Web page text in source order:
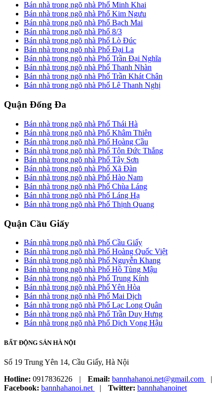
Bán nhà trong ngõ nhà Phố Minh Khai
Bán nhà trong ngõ nhà Phố Kim Ngưu
Bán nhà trong ngõ nhà Phố Bạch Mai
Bán nhà trong ngõ nhà Phố 8/3
Bán nhà trong ngõ nhà Phố Lò Đúc
Bán nhà trong ngõ nhà Phố Đại La
Bán nhà trong ngõ nhà Phố Trần Đại Nghĩa
Bán nhà trong ngõ nhà Phố Thanh Nhàn
Bán nhà trong ngõ nhà Phố Trần Khát Chân
Bán nhà trong ngõ nhà Phố Lê Thanh Nghị
Quận Đống Đa
Bán nhà trong ngõ nhà Phố Thái Hà
Bán nhà trong ngõ nhà Phố Khâm Thiên
Bán nhà trong ngõ nhà Phố Hoàng Cầu
Bán nhà trong ngõ nhà Phố Tôn Đức Thắng
Bán nhà trong ngõ nhà Phố Tây Sơn
Bán nhà trong ngõ nhà Phố Xã Đàn
Bán nhà trong ngõ nhà Phố Hào Nam
Bán nhà trong ngõ nhà Phố Chùa Láng
Bán nhà trong ngõ nhà Phố Láng Hạ
Bán nhà trong ngõ nhà Phố Thịnh Quang
Quận Cầu Giấy
Bán nhà trong ngõ nhà Phố Cầu Giấy
Bán nhà trong ngõ nhà Phố Hoàng Quốc Việt
Bán nhà trong ngõ nhà Phố Nguyễn Khang
Bán nhà trong ngõ nhà Phố Hồ Tùng Mậu
Bán nhà trong ngõ nhà Phố Trung Kính
Bán nhà trong ngõ nhà Phố Yên Hòa
Bán nhà trong ngõ nhà Phố Mai Dịch
Bán nhà trong ngõ nhà Phố Lạc Long Quân
Bán nhà trong ngõ nhà Phố Trần Duy Hưng
Bán nhà trong ngõ nhà Phố Dịch Vọng Hậu
BẤT ĐỘNG SẢN HÀ NỘI
Số 19 Trung Yên 14, Cầu Giấy, Hà Nội
Hotline: 0917836226 | Email: bannhahanoi.net@gmail.com
|
Facebook: bannhahanoi.net | Twitter: bannhahanoinet